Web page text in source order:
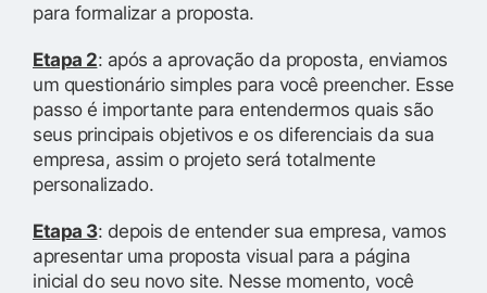
para formalizar a proposta.
Etapa 2: após a aprovação da proposta, enviamos
um questionário simples para você preencher. Esse
passo é importante para entendermos quais são
seus principais objetivos e os diferenciais da sua
empresa, assim o projeto será totalmente
personalizado.
Etapa 3: depois de entender sua empresa, vamos
apresentar uma proposta visual para a página
inicial do seu novo site. Nesse momento, você